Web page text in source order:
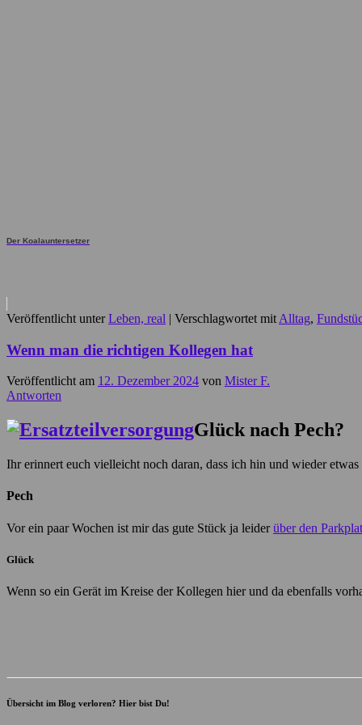
Der Koalauntersetzer
Veröffentlicht unter Leben, real | Verschlagwortet mit Alltag,
Wenn man die richtigen Kollegen hat
Veröffentlicht am 12. Dezember 2024 von Mister F.
Antworten
Glück nach Pech?
Ihr erinnert euch vielleicht noch daran, dass ich hin und wieder
Pech
Vor ein paar Wochen ist mir das gute Stück ja leiderüber den
Glück
Wenn so ein Gerät im Kreise der Kollegen hier und da ebenfalls
Übersicht im Blog verloren? Hier bist Du!